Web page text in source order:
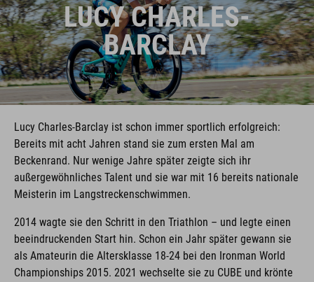
LUCY CHARLES-
BARCLAY
Lucy Charles-Barclay ist schon immer sportlich erfolgreich:
Bereits mit acht Jahren stand sie zum ersten Mal am
Beckenrand. Nur wenige Jahre später zeigte sich ihr
außergewöhnliches Talent und sie war mit 16 bereits nationale
Meisterin im Langstreckenschwimmen.
2014 wagte sie den Schritt in den Triathlon – und legte einen
beeindruckenden Start hin. Schon ein Jahr später gewann sie
als Amateurin die Altersklasse 18-24 bei den Ironman World
Championships 2015. 2021 wechselte sie zu CUBE und krönte